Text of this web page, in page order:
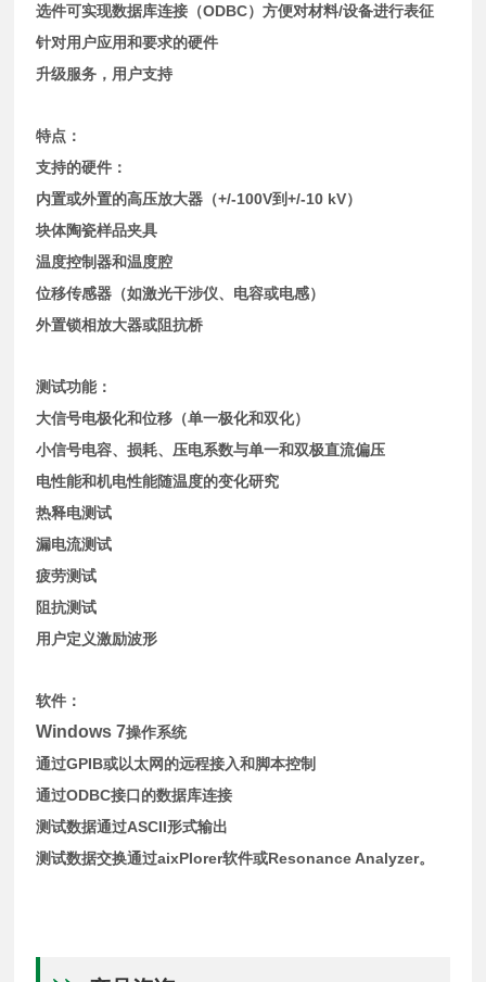
选件可实现数据库连接（ODBC）方便对材料/设备进行表征
针对用户应用和要求的硬件
升级服务，用户支持
特点：
支持的硬件：
内置或外置的高压放大器（+/-100V到+/-10 kV）
块体陶瓷样品夹具
温度控制器和温度腔
位移传感器（如激光干涉仪、电容或电感）
外置锁相放大器或阻抗桥
测试功能：
大信号电极化和位移（单一极化和双化）
小信号电容、损耗、压电系数与单一和双极直流偏压
电性能和机电性能随温度的变化研究
热释电测试
漏电流测试
疲劳测试
阻抗测试
用户定义激励波形
软件：
Windows 7操作系统
通过GPIB或以太网的远程接入和脚本控制
通过ODBC接口的数据库连接
测试数据通过ASCII形式输出
测试数据交换通过aixPlorer软件或Resonance Analyzer。